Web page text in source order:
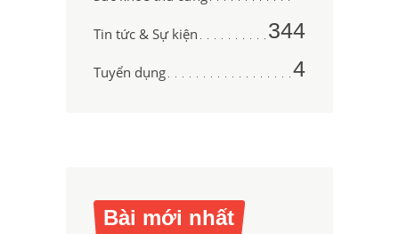
Tin tức & Sự kiện 344
Tuyển dụng 4
Bài mới nhất